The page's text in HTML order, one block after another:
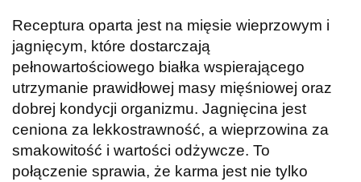
Receptura oparta jest na mięsie wieprzowym i
jagnięcym, które dostarczają
pełnowartościowego białka wspierającego
utrzymanie prawidłowej masy mięśniowej oraz
dobrej kondycji organizmu. Jagnięcina jest
ceniona za lekkostrawność, a wieprzowina za
smakowitość i wartości odżywcze. To
połączenie sprawia, że karma jest nie tylko